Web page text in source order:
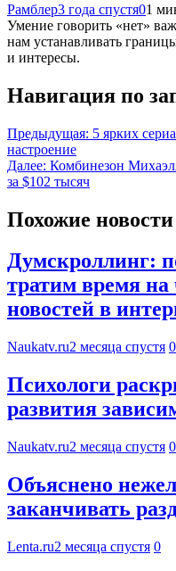
Рамблер3 года спустя01
Умение говорить «нет»
нам устанавливать
и интересы.
Навигация по
Предыдущая: 5 ярких
настроение
Далее: Комбинезон
за $102 тысяч
Похожие новости
Думскроллинг:
тратим время на
новостей в
Naukatv.ru2 месяца спустя 0
Психологи
развития
Naukatv.ru2 месяца спустя 0
Объяснено
заканчивать
Lenta.ru2 месяца спустя 0